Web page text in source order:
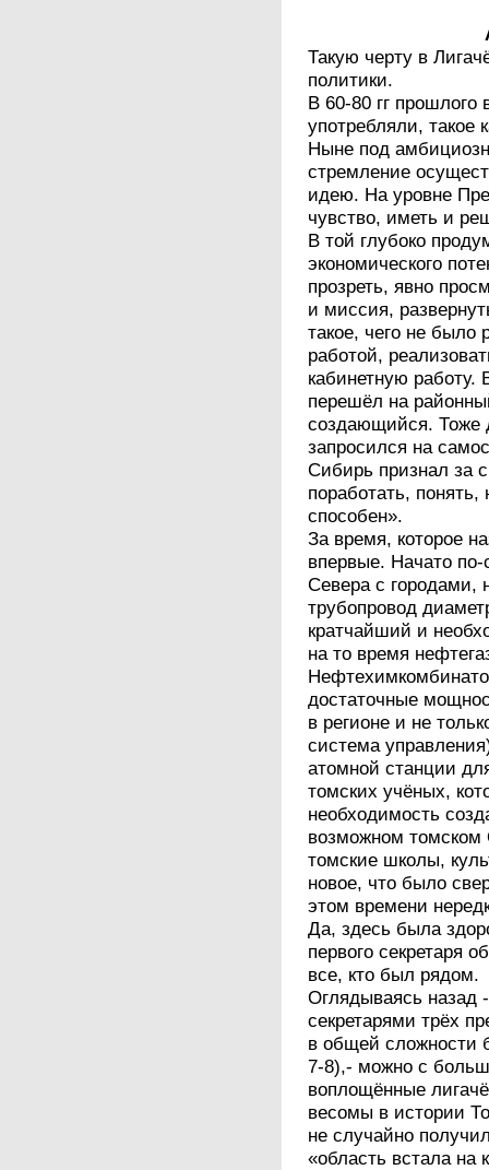
Такую черту в
политики.
В 60-80 гг прошлого
употребляли, такое
Ныне под
стремление
идею. На уровне
чувство, иметь и
В той глубоко
экономического
прозреть, явно
и миссия,
такое, чего не было
работой,
кабинетную работу.
перешёл на
создающийся. Тоже
запросился на
Сибирь признал за
поработать,
способен».
За время, которое
впервые. Начато
Севера с
трубопровод
кратчайший и
на то время
достаточные
в регионе и не
система
атомной станции
томских учёных,
необходимость
возможном
томские школы,
новое, что было
этом времени
Да, здесь была
первого секретаря
все, кто был рядом.
Оглядываясь назад
секретарями трёх
в общей сложности
7-8),- можно с
воплощённые
весомы в истории
не случайно
«область встала на